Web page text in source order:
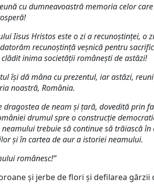
cu dumneavoastră memoria celor
Iisus Hristos este o zi a recunoștinței, o
recunoştinţă veşnică pentru
inima societăţii româneşti de astăzi!
își dă mâna cu prezentul, iar astăzi,
noastră, România.
de neam și țară, dovedită
drumul spre o construcție
trebuie să continue să trăiască
și în cartea de aur a istoriei neamului.
românesc!”
și jerbe de flori și defilarea gărzii